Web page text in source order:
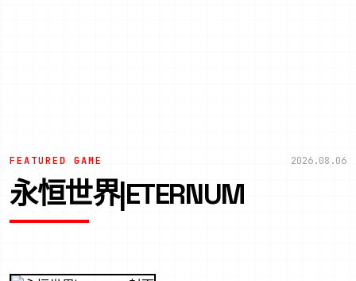
FEATURED GAME 2026.08.06
永恒世界|ETERNUM